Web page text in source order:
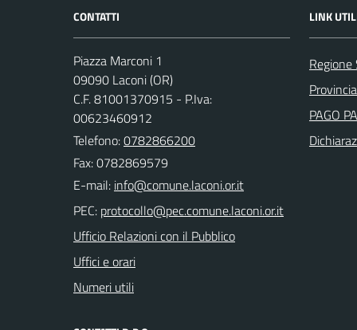
CONTATTI
Piazza Marconi 1
09090 Laconi (OR)
C.F. 81001370915 - P.Iva:
00623460912
Telefono:0782866200
Fax: 0782869579
E-mail:
PEC:
Ufficio Relazioni con il Pubblico
Uffici e orari
Numeri utili
LINK
Regione
PAGO PA